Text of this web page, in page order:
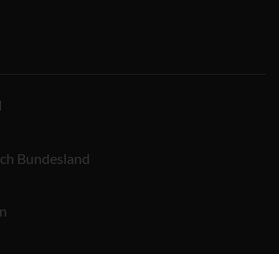
Bundesland